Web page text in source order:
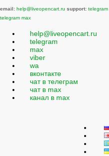
email: help@liveopencart.ru support: telegram
telegram max
help@liveopencart.ru
telegram
max
viber
wa
вконтакте
чат в телеграм
чат в max
канал в max